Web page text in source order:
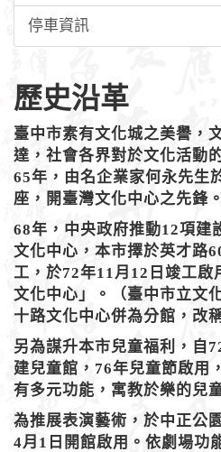
停車資訊
歷史沿革
臺中市素有文化城之美譽，
達，社會各界對於文化活動
65年，由名企業家何永先生
座，開臺灣文化中心之先鋒。
68年，中央政府推動12項建
文化中心，本市擇於英才路
工，於72年11月12日竣工啟
文化中心」。（臺中市立文
十路文化中心併為分館，改
另為謀升本市兒童福利，自
建兒童館，76年兒童節啟用
有多元功能，寓教於樂的兒
為推展表演藝術，於中正公
4月1日開館啟用。依劇場功